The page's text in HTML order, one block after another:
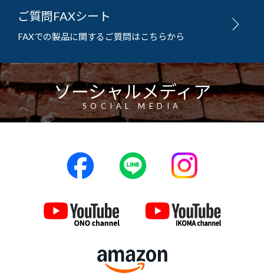
ご質問FAXシート
FAXでの製品に関するご質問はこちらから
ソーシャルメディア
SOCIAL MEDIA